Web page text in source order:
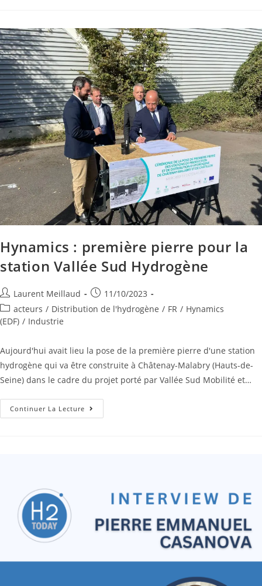
Hynamics : première pierre pour la
station Vallée Sud Hydrogène
Laurent Meillaud
11/10/2023
acteurs / Distribution de l'hydrogène / FR / Hynamics
(EDF) / Industrie
Aujourd'hui avait lieu la pose de la première pierre d'une station
hydrogène qui va être construite à Châtenay-Malabry (Hauts-de-
Seine) dans le cadre du projet porté par Vallée Sud Mobilité et…
Continuer La Lecture